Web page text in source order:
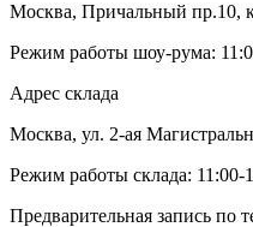
Москва, Причальный пр.10,
Режим работы шоу-рума:
Адрес склада
Москва, ул. 2-ая
Режим работы склада: 11:00-
Предварительная запись по